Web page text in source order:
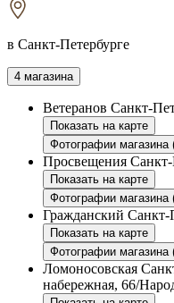
в Санкт-Петербурге
4 магазина
Ветеранов Санкт-
Показать на карте
Фотографии магазина
Просвещения Санкт-
Показать на карте
Фотографии магазина
Гражданский Санкт-
Показать на карте
Фотографии магазина
Ломоносовская
набережная, 66/